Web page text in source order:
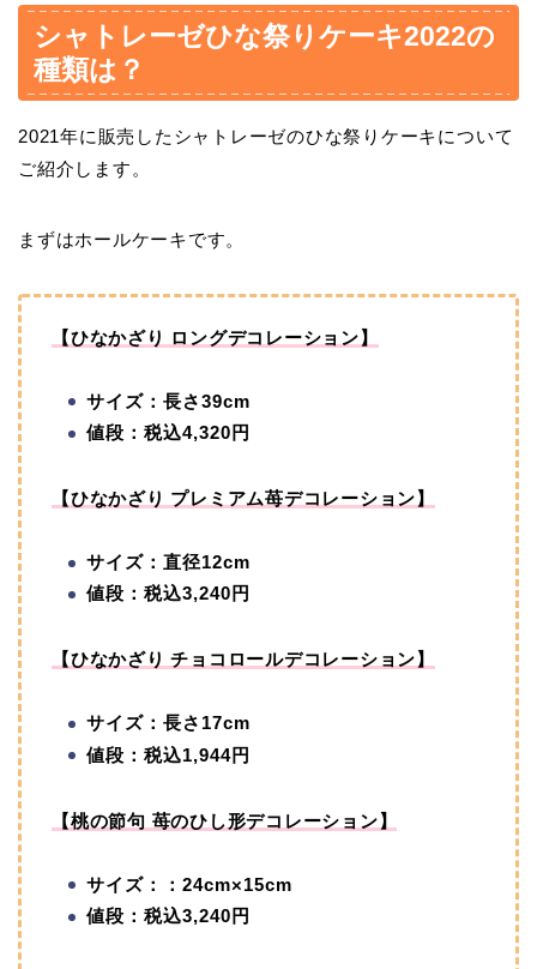
シャトレーゼひな祭りケーキ2022の
種類は？
2021年に販売したシャトレーゼのひな祭りケーキについて
ご紹介します。
まずはホールケーキです。
【ひなかざり ロングデコレーション】
サイズ：長さ39cm
値段：税込4,320円
【ひなかざり プレミアム苺デコレーション】
サイズ：直径12cm
値段：税込3,240円
【ひなかざり チョコロールデコレーション】
サイズ：長さ17cm
値段：税込1,944円
【桃の節句 苺のひし形デコレーション】
サイズ：：24cm×15cm
値段：税込3,240円